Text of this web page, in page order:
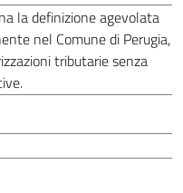
la definizione agevolata
nel Comune di Perugia,
tributarie senza